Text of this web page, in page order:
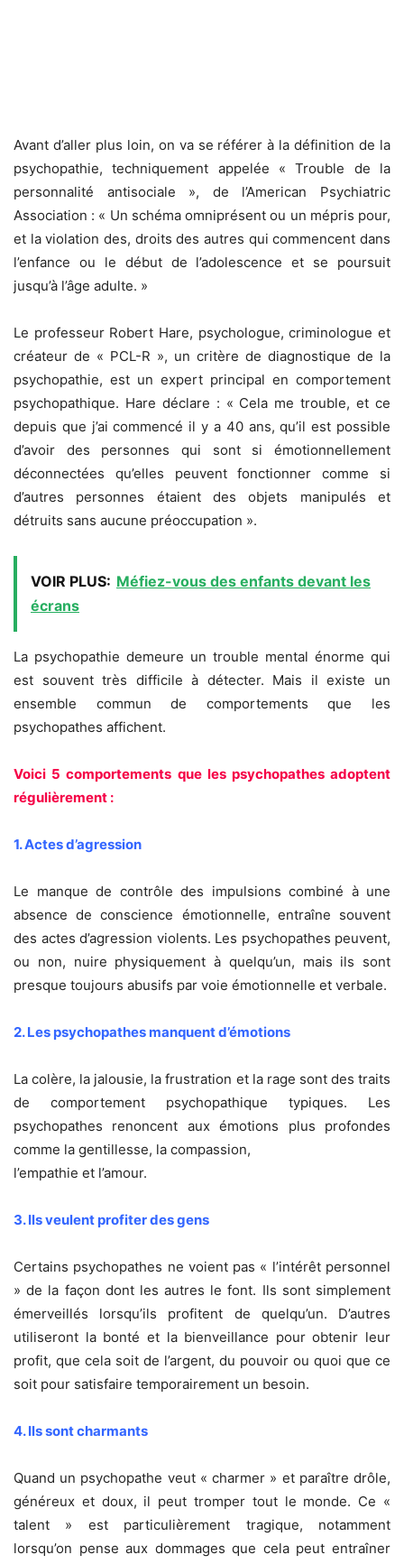
Avant d’aller plus loin, on va se référer à la définition de la
psychopathie, techniquement appelée « Trouble de la
personnalité antisociale », de l’American Psychiatric
Association : « Un schéma omniprésent ou un mépris pour,
et la violation des, droits des autres qui commencent dans
l’enfance ou le début de l’adolescence et se poursuit
jusqu’à l’âge adulte. »
Le professeur Robert Hare, psychologue, criminologue et
créateur de « PCL-R », un critère de diagnostique de la
psychopathie, est un expert principal en comportement
psychopathique. Hare déclare : « Cela me trouble, et ce
depuis que j’ai commencé il y a 40 ans, qu’il est possible
d’avoir des personnes qui sont si émotionnellement
déconnectées qu’elles peuvent fonctionner comme si
d’autres personnes étaient des objets manipulés et
détruits sans aucune préoccupation ».
VOIR PLUS: Méfiez-vous des enfants devant les
écrans
La psychopathie demeure un trouble mental énorme qui
est souvent très difficile à détecter. Mais il existe un
ensemble commun de comportements que les
psychopathes affichent.
Voici 5 comportements que les psychopathes adoptent
régulièrement :
1. Actes d’agression
Le manque de contrôle des impulsions combiné à une
absence de conscience émotionnelle, entraîne souvent
des actes d’agression violents. Les psychopathes peuvent,
ou non, nuire physiquement à quelqu’un, mais ils sont
presque toujours abusifs par voie émotionnelle et verbale.
2. Les psychopathes manquent d’émotions
La colère, la jalousie, la frustration et la rage sont des traits
de comportement psychopathique typiques. Les
psychopathes renoncent aux émotions plus profondes
comme la gentillesse, la compassion,
l’empathie et l’amour.
3. Ils veulent profiter des gens
Certains psychopathes ne voient pas « l’intérêt personnel
» de la façon dont les autres le font. Ils sont simplement
émerveillés lorsqu’ils profitent de quelqu’un. D’autres
utiliseront la bonté et la bienveillance pour obtenir leur
profit, que cela soit de l’argent, du pouvoir ou quoi que ce
soit pour satisfaire temporairement un besoin.
4. Ils sont charmants
Quand un psychopathe veut « charmer » et paraître drôle,
généreux et doux, il peut tromper tout le monde. Ce «
talent » est particulièrement tragique, notamment
lorsqu’on pense aux dommages que cela peut entraîner